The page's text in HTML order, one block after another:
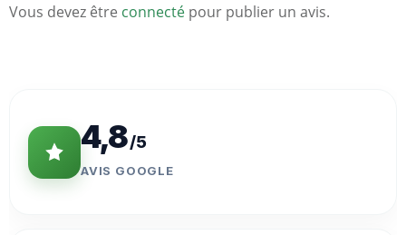
Vous devez être connecté pour publier un avis.
4,8/5
AVIS GOOGLE